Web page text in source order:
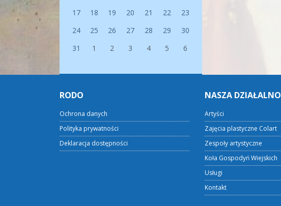
17
18 19 20 21 22
23
24
25 26 27 28 29
30
31
1 2 3 4 5 6
RODO
Ochrona danych
Polityka prywatności
Deklaracja dostępności
NASZA
Artyści
Zajęcia plastyczne Colart
Zespoły artystyczne
Koła Gospodyń Wiejskich
Usługi
Kontakt